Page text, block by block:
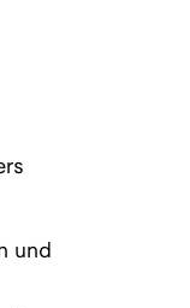
und